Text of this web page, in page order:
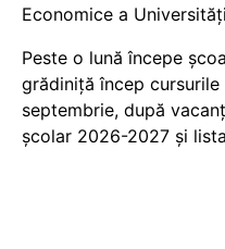
Economice a
Peste o lună începe
grădiniță încep
septembrie, după
școlar 2026-2027 și